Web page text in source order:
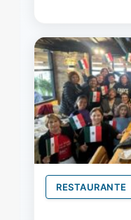
RESTAURANTE